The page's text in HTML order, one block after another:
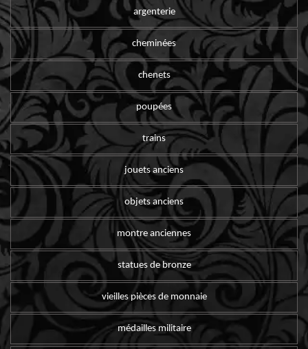
argenterie
cheminées
chenets
poupées
trains
jouets anciens
objets anciens
montre anciennes
statues de bronze
vieilles pièces de monnaie
médailles militaire